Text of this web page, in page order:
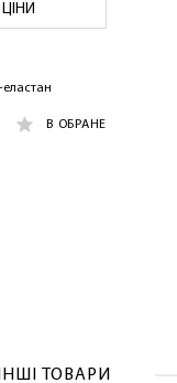
еластан
В ОБРАНЕ
ТОВАРИ